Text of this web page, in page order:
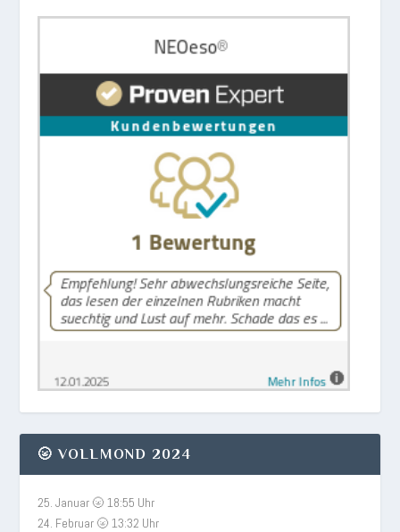
🌝 VOLLMOND 2024
25. Januar 🌝 18:55 Uhr
24. Februar 🌝 13:32 Uhr